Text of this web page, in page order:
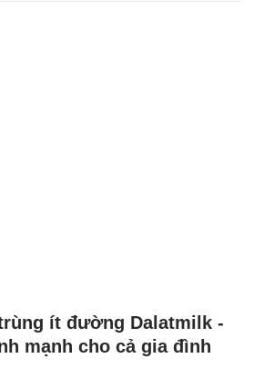
ít đường Dalatmilk -
mạnh cho cả gia đình